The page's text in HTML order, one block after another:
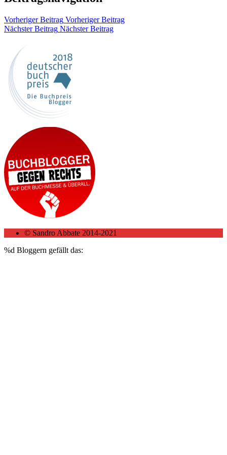
Vorheriger Beitrag Vorheriger Beitrag
Nächster Beitrag Nächster Beitrag
© Sandro Abbate 2014-2021
%d Bloggern gefällt das: